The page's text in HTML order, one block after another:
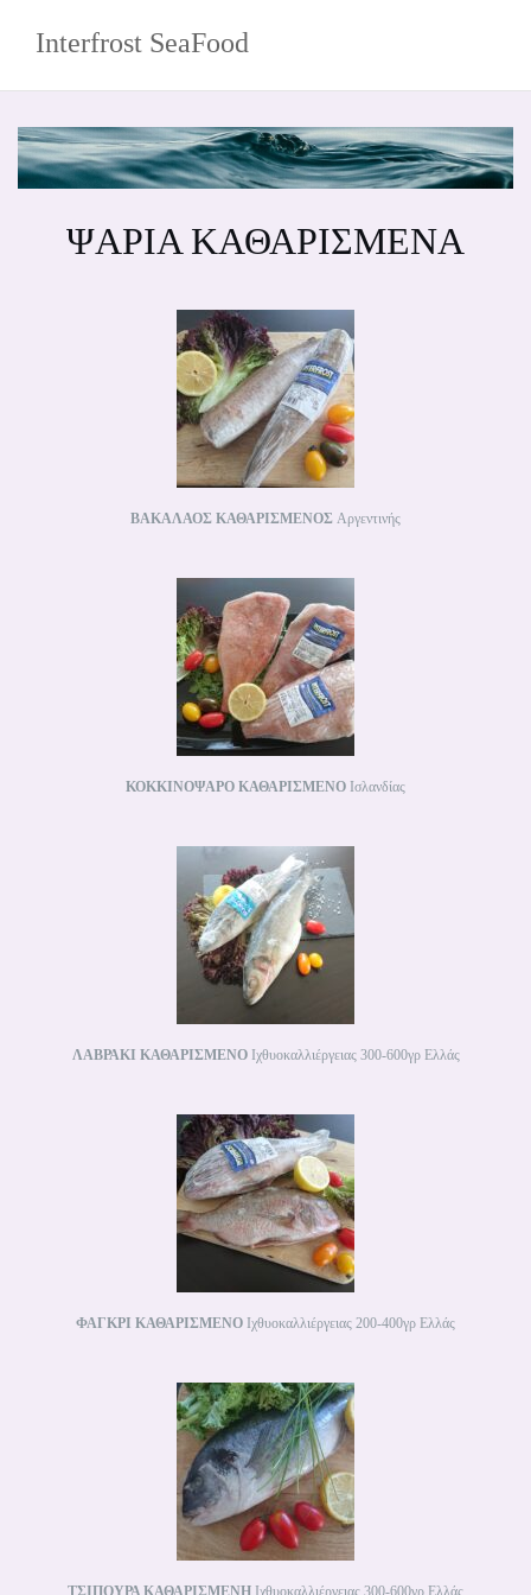
Interfrost SeaFood
ΨΑΡΙΑ ΚΑΘΑΡΙΣΜΕΝΑ
ΒΑΚΑΛΑΟΣ ΚΑΘΑΡΙΣΜΕΝΟΣ Αργεντινής
ΚΟΚΚΙΝΟΨΑΡΟ ΚΑΘΑΡΙΣΜΕΝΟ Ισλανδίας
ΛΑΒΡΑΚΙ ΚΑΘΑΡΙΣΜΕΝΟ Ιχθυοκαλλιέργειας 300-600γρ Ελλάς
ΦΑΓΚΡΙ ΚΑΘΑΡΙΣΜΕΝΟ Ιχθυοκαλλιέργειας 200-400γρ Ελλάς
ΤΣΙΠΟΥΡΑ ΚΑΘΑΡΙΣΜΕΝΗ Ιχθυοκαλλιέργειας 300-600γρ Ελλάς